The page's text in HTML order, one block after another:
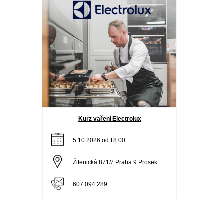
Kurz vaření Electrolux
5.10.2026 od 18:00
Žitenická 871/7 Praha 9 Prosek
607 094 289